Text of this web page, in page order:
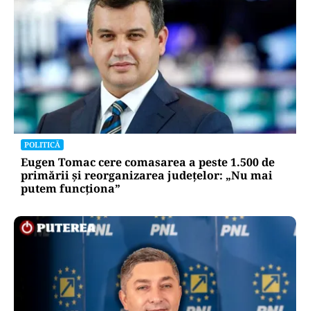
POLITICĂ
Eugen Tomac cere comasarea a peste 1.500 de
primării și reorganizarea județelor: „Nu mai
putem funcționa”